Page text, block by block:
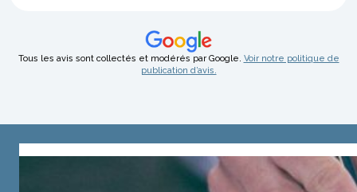
Tous les avis sont collectés et modérés par Google. Voir notre politique de
publication d’avis.